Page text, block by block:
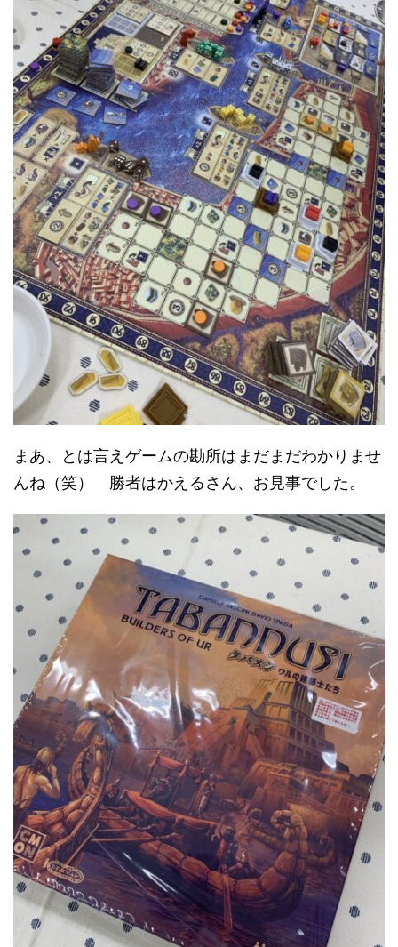
まあ、とは言えゲームの勘所はまだまだわかりませ
んね（笑） 勝者はかえるさん、お見事でした。